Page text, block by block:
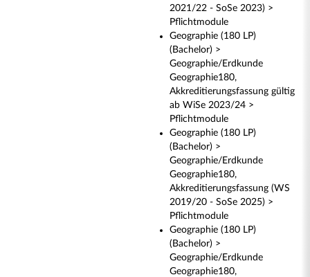
2021/22 - SoSe 2023) >
Pflichtmodule
Geographie (180 LP)
(Bachelor) >
Geographie/Erdkunde
Geographie180,
Akkreditierungsfassung gültig
ab WiSe 2023/24 >
Pflichtmodule
Geographie (180 LP)
(Bachelor) >
Geographie/Erdkunde
Geographie180,
Akkreditierungsfassung (WS
2019/20 - SoSe 2025) >
Pflichtmodule
Geographie (180 LP)
(Bachelor) >
Geographie/Erdkunde
Geographie180,